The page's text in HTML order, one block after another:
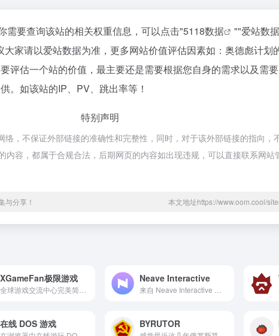
需要查询该站的相关权重信息，可以点击"5118数据 ""爱站数据
家请以爱站数据为准，更多网站价值评估因素如：奥德彪计划
评估一个站的价值，最主要还是需要根据您自身的需求以及需
。如该站的IP、PV、跳出率等！
特别声明
，不保证外部链接的准确性和完整性，同时，对于该外部链接的指向，
容，都属于合规合法，后期网页的内容如出现违规，可以直接联系网站
与分享！ 本文地址https://www.oom.cool/
XGameFan极限游戏
全球游戏交流中心完美简体中文绿色纯净版下载,单机游戏安装好直接就可以玩,无需steam等平台,目前游戏仓库每天持续增加中,游戏不卸载永久可玩,可以绑定无限制电脑
Neave Interactive
在线 DOS 游戏 BYRUTOR